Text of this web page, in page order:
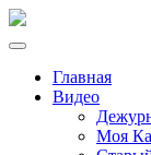
Главная
Видео
Моя